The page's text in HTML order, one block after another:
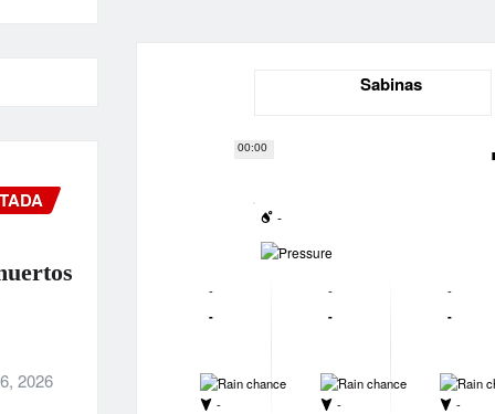
2026
00:00
Sabinas
-
-
-
-
-
-
-
-
-
-
-
-
-
-